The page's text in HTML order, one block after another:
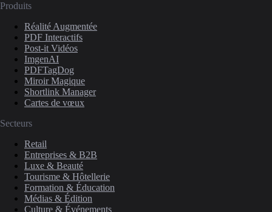
Produits
Réalité Augmentée
PDF Interactifs
Post-it Vidéos
ImgenAI
PDFTagDog
Miroir Magique
Shortlink Manager
Cartes de vœux
Secteurs
Retail
Entreprises & B2B
Luxe & Beauté
Tourisme & Hôtellerie
Formation & Éducation
Médias & Édition
Culture & Événements